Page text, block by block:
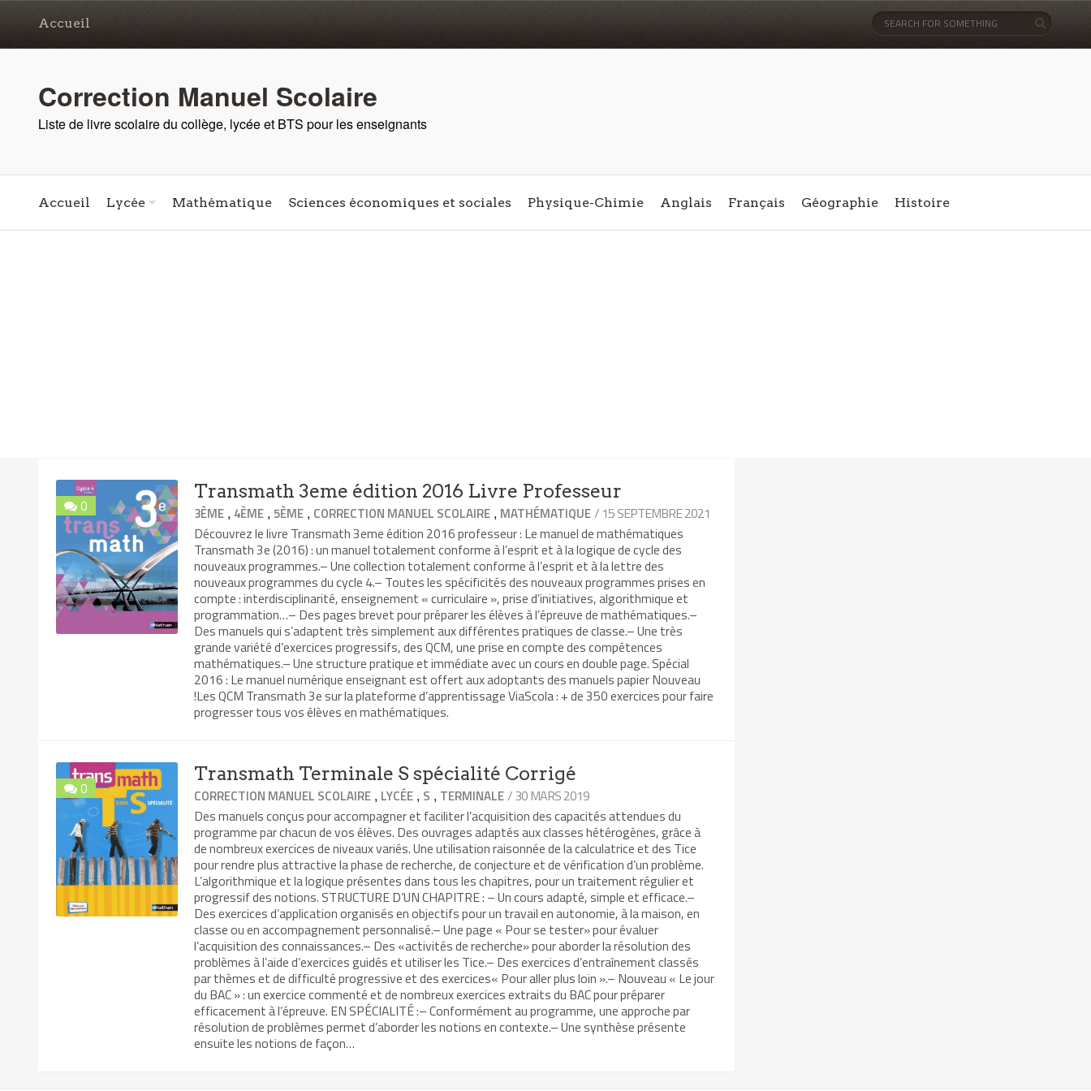
Accueil
Correction Manuel Scolaire
Liste de livre scolaire du collège, lycée et BTS pour les enseignants
Accueil Lycée Mathématique Sciences économiques et sociales Physique-Chimie Anglais Français Géographie Histoire
0
Transmath 3eme édition 2016 Livre Professeur
3ÈME , 4ÈME ,5ÈME , CORRECTION MANUEL SCOLAIRE , MATHÉMATIQUE/ 15 SEPTEMBRE 2021
Découvrez le livre Transmath 3eme édition 2016 professeur : Le manuel de mathématiques
Transmath 3e (2016) : un manuel totalement conforme à l’esprit et à la logique de cycle des
nouveaux programmes.– Une collection totalement conforme à l’esprit et à la lettre des
nouveaux programmes du cycle 4.– Toutes les spécificités des nouveaux programmes prises en
compte : interdisciplinarité, enseignement « curriculaire », prise d’initiatives, algorithmique et
programmation…– Des pages brevet pour préparer les élèves à l’épreuve de mathématiques.–
Des manuels qui s’adaptent très simplement aux différentes pratiques de classe.– Une très
grande variété d’exercices progressifs, des QCM, une prise en compte des compétences
mathématiques.– Une structure pratique et immédiate avec un cours en double page. Spécial
2016 : Le manuel numérique enseignant est offert aux adoptants des manuels papier Nouveau
!Les QCM Transmath 3e sur la plateforme d’apprentissage ViaScola : + de 350 exercices pour faire
progresser tous vos élèves en mathématiques.
0
Transmath Terminale S spécialité Corrigé
CORRECTION MANUEL SCOLAIRE , LYCÉE , S , TERMINALE/ 30 MARS 2019
Des manuels conçus pour accompagner et faciliter l’acquisition des capacités attendues du
programme par chacun de vos élèves. Des ouvrages adaptés aux classes hétérogènes, grâce à
de nombreux exercices de niveaux variés. Une utilisation raisonnée de la calculatrice et des Tice
pour rendre plus attractive la phase de recherche, de conjecture et de vérification d’un problème.
L’algorithmique et la logique présentes dans tous les chapitres, pour un traitement régulier et
progressif des notions. STRUCTURE D’UN CHAPITRE : – Un cours adapté, simple et efficace.–
Des exercices d’application organisés en objectifs pour un travail en autonomie, à la maison, en
classe ou en accompagnement personnalisé.– Une page « Pour se tester» pour évaluer
l’acquisition des connaissances.– Des «activités de recherche» pour aborder la résolution des
problèmes à l’aide d’exercices guidés et utiliser les Tice.– Des exercices d’entraînement classés
par thèmes et de difficulté progressive et des exercices« Pour aller plus loin ».– Nouveau « Le jour
du BAC » : un exercice commenté et de nombreux exercices extraits du BAC pour préparer
efficacement à l’épreuve. EN SPÉCIALITÉ :– Conformément au programme, une approche par
résolution de problèmes permet d’aborder les notions en contexte.– Une synthèse présente
ensuite les notions de façon…